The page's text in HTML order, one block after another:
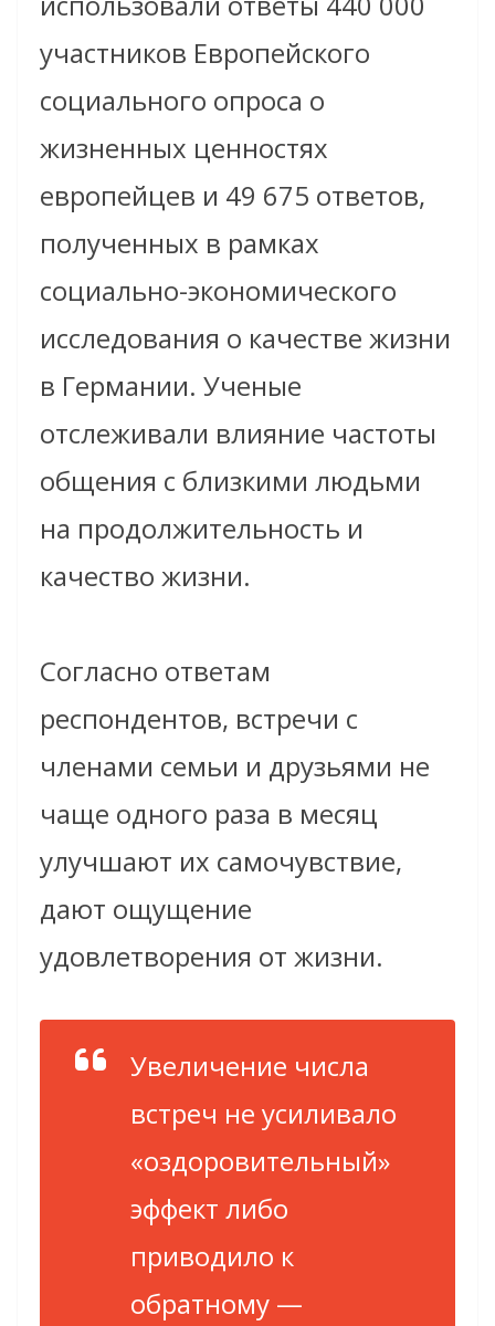
участников Европейского
социального опроса о
жизненных ценностях
европейцев и 49 675 ответов,
полученных в рамках
социально-экономического
исследования о качестве жизни
в Германии. Ученые
отслеживали влияние частоты
общения с близкими людьми
на продолжительность и
качество жизни.
Согласно ответам
респондентов, встречи с
членами семьи и друзьями не
чаще одного раза в месяц
улучшают их самочувствие,
дают ощущение
удовлетворения от жизни.
Увеличение числа
встреч не усиливало
«оздоровительный»
эффект либо
приводило к
обратному —